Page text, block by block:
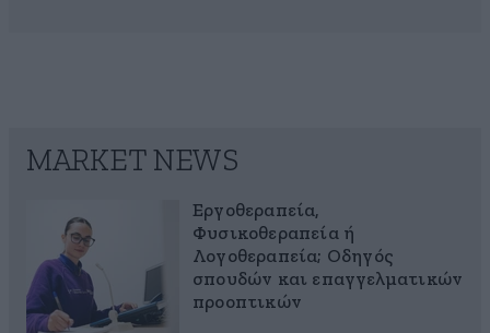
MARKET NEWS
Εργοθεραπεία,
Φυσικοθεραπεία ή
Λογοθεραπεία; Οδηγός
σπουδών και επαγγελματικών
προοπτικών